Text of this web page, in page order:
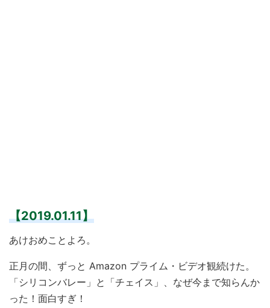
【2019.01.11】
あけおめことよろ。
正月の間、ずっと Amazon プライム・ビデオ観続けた。
「シリコンバレー」と「チェイス」、なぜ今まで知らんか
った！面白すぎ！